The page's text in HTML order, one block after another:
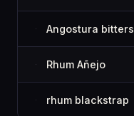
· Angostura bitters
· Rhum Añejo
· rhum blackstrap